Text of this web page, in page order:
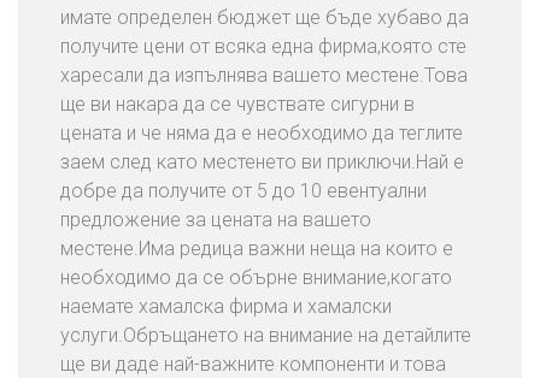
имате определен бюджет ще бъде хубаво да
получите цени от всяка една фирма,която сте
харесали да изпълнява вашето местене.Това
ще ви накара да се чувствате сигурни в
цената и че няма да е необходимо да теглите
заем след като местенето ви приключи.Най е
добре да получите от 5 до 10 евентуални
предложение за цената на вашето
местене.Има редица важни неща на които е
необходимо да се обърне внимание,когато
наемате хамалска фирма и хамалски
услуги.Обръщането на внимание на детайлите
ще ви даде най-важните компоненти и това